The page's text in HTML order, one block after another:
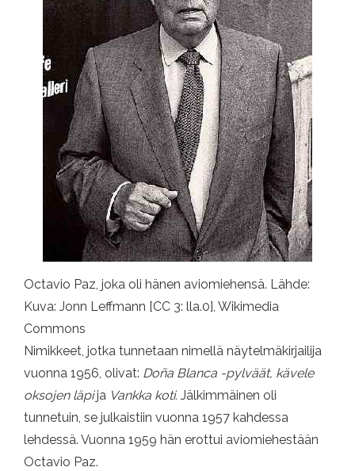
Octavio Paz, joka oli hänen aviomiehensä. Lähde:
Kuva: Jonn Leffmann [CC 3: lla.0], Wikimedia
Commons
Nimikkeet, jotka tunnetaan nimellä näytelmäkirjailija
vuonna 1956, olivat: Doña Blanca -pylväät, kävele
oksojen läpija Vankka koti. Jälkimmäinen oli
tunnetuin, se julkaistiin vuonna 1957 kahdessa
lehdessä. Vuonna 1959 hän erottui aviomiehestään
Octavio Paz.